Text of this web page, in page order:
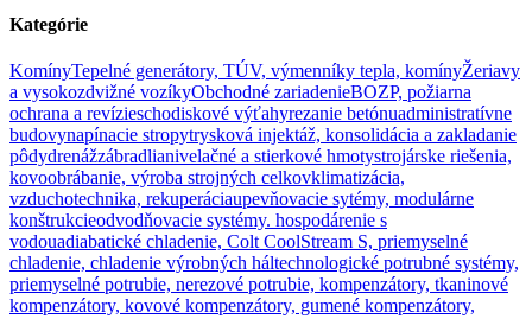
autocomplete
results
are
available
use
up
and
down
arrows
to
review
and
enter
to
Kategórie
KomínyTepelné generátory, TÚV, výmenníky tepla, komínyŽeriavy
a vysokozdvižné vozíkyObchodné zariadenieBOZP, požiarna
ochrana a revízieschodiskové výťahyrezanie betónuadministratívne
budovynapínacie stropytrysková injektáž, konsolidácia a zakladanie
pôdydrenážzábradlianivelačné a stierkové hmotystrojárske riešenia,
kovoobrábanie, výroba strojných celkovklimatizácia,
vzduchotechnika, rekuperáciaupevňovacie sytémy, modulárne
konštrukcieodvodňovacie systémy. hospodárenie s
vodouadiabatické chladenie, Colt CoolStream S, priemyselné
chladenie, chladenie výrobných háltechnologické potrubné systémy,
priemyselné potrubie, nerezové potrubie, kompenzátory, tkaninové
kompenzátory, kovové kompenzátory, gumené kompenzátory,